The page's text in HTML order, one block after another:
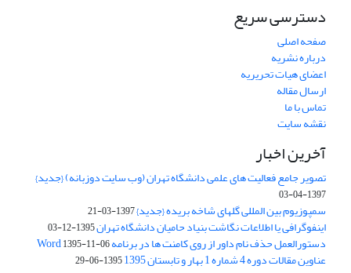
دسترسی سریع
صفحه اصلی
درباره نشریه
اعضای هیات تحریریه
ارسال مقاله
تماس با ما
نقشه سایت
آخرین اخبار
تصویر جامع فعالیت های علمی دانشگاه تهران (وب سایت دوزبانه) {جدید}
1397-04-03
سمپوزیوم بین المللی گلهای شاخه بریده {جدید}1397-03-21
اینفوگرافی یا اطلاعات نگاشت بنیاد حامیان دانشگاه تهران1395-12-03
دستورالعمل حذف نام داور از روی کامنت ها در برنامه Word1395-11-06
عناوین مقالات دوره 4 شماره 1 بهار و تابستان 1395 1395-06-29